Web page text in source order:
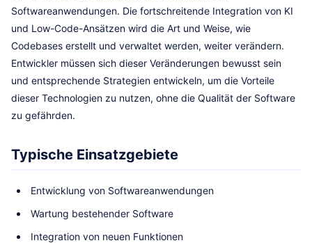
Softwareanwendungen. Die fortschreitende Integration von KI
und Low-Code-Ansätzen wird die Art und Weise, wie
Codebases erstellt und verwaltet werden, weiter verändern.
Entwickler müssen sich dieser Veränderungen bewusst sein
und entsprechende Strategien entwickeln, um die Vorteile
dieser Technologien zu nutzen, ohne die Qualität der Software
zu gefährden.
Typische Einsatzgebiete
Entwicklung von Softwareanwendungen
Wartung bestehender Software
Integration von neuen Funktionen